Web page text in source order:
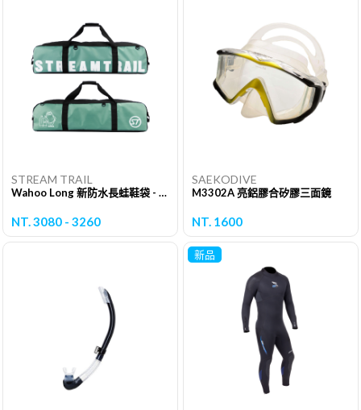
STREAM TRAIL
Wahoo Long 新防水長蛙鞋袋 - 氣瓶蛙
NT. 3080 - 3260
SAEKODIVE
M3302A 亮鋁膠合矽膠三面鏡
NT. 1600
新品